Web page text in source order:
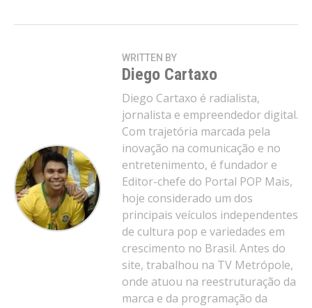
WRITTEN BY
Diego Cartaxo
Diego Cartaxo é radialista,
jornalista e empreendedor digital.
Com trajetória marcada pela
inovação na comunicação e no
entretenimento, é fundador e
Editor-chefe do Portal POP Mais,
hoje considerado um dos
principais veículos independentes
de cultura pop e variedades em
crescimento no Brasil. Antes do
site, trabalhou na TV Metrópole,
onde atuou na reestruturação da
marca e da programação da